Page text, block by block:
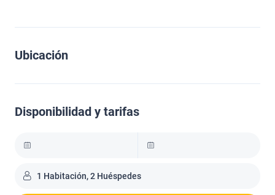
Ubicación
Disponibilidad y tarifas
1 Habitación, 2 Huéspedes